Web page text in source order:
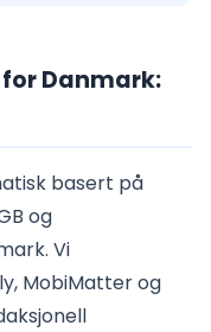
Danmark:
basert på
og
Vi
MobiMatter og